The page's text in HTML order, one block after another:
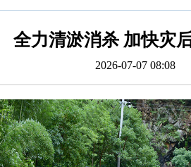
全力清淤消杀 加快灾
2026-07-07 08:08